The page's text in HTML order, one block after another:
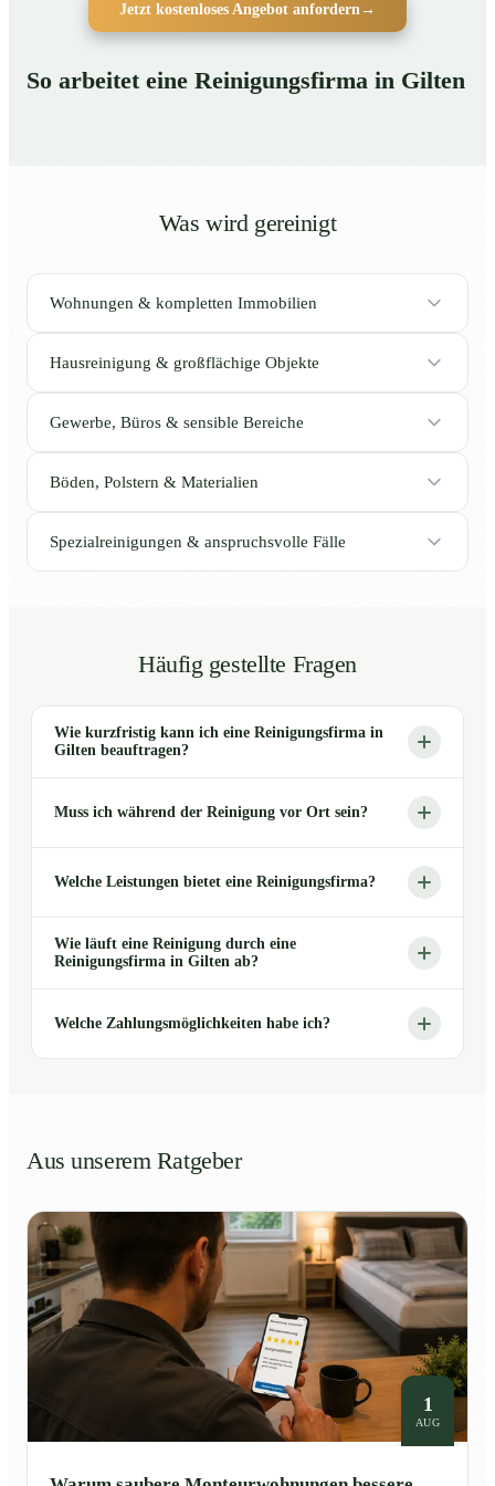
Jetzt kostenloses Angebot anfordern→
So arbeitet eine Reinigungsfirma in Gilten
Was wird gereinigt
Wohnungen & kompletten Immobilien
Hausreinigung & großflächige Objekte
Gewerbe, Büros & sensible Bereiche
Böden, Polstern & Materialien
Spezialreinigungen & anspruchsvolle Fälle
Häufig gestellte Fragen
Wie kurzfristig kann ich eine Reinigungsfirma in
Gilten beauftragen?
Muss ich während der Reinigung vor Ort sein?
Welche Leistungen bietet eine Reinigungsfirma?
Wie läuft eine Reinigung durch eine
Reinigungsfirma in Gilten ab?
Welche Zahlungsmöglichkeiten habe ich?
Aus unserem Ratgeber
1
AUG